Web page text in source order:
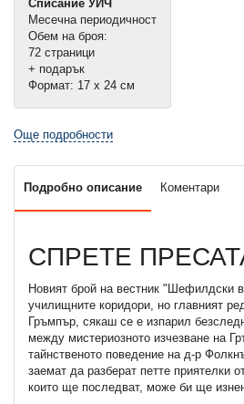
Списание УИЧ
Месечна периодичност
Обем на броя:
72 страници
+ подарък
Формат: 17 х 24 см
Още подробности
Подробно описание Коментари
СПРЕТЕ
Новият брой на вестник "Шефилдски
училищните коридори, но главният
Гръмпър, сякаш се е изпарил
между мистериозното изчезване на
тайнственото поведение на д-р
заемат да разберат петте приятелки
които ще последват, може би ще